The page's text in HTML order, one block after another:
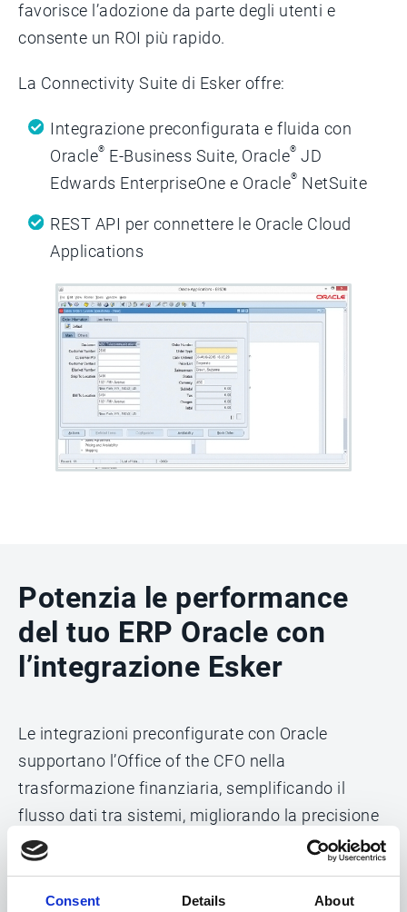
Consent Details About
favorisce l’adozione da parte degli utenti e
consente un ROI più rapido.
La Connectivity Suite di Esker offre:
Integrazione preconfigurata e fluida con
Oracle® E-Business Suite, Oracle® JD
Edwards EnterpriseOne e Oracle® NetSuite
REST API per connettere le Oracle Cloud
Applications
Potenzia le performance
del tuo ERP Oracle con
l’integrazione Esker
Le integrazioni preconfigurate con Oracle
supportano l’Office of the CFO nella
trasformazione finanziaria, semplificando il
flusso dati tra sistemi, migliorando la precisione
e offrendo insight in tempo reale per guidare la